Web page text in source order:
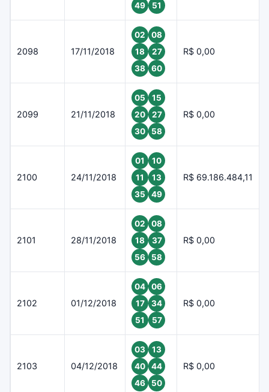
49
51
2098 17/11/2018
02
08
18
27
38
60
R$ 0,00
2099 21/11/2018
05
15
20
27
30
58
R$ 0,00
2100 24/11/2018
01
10
11
13
35
49
R$ 69.186.484,11
2101 28/11/2018
02
08
18
37
56
58
R$ 0,00
2102 01/12/2018
04
06
17
34
51
57
R$ 0,00
2103 04/12/2018
03
13
40
44
46
50
R$ 0,00